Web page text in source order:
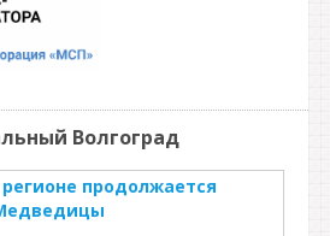
Волгоград
продолжается